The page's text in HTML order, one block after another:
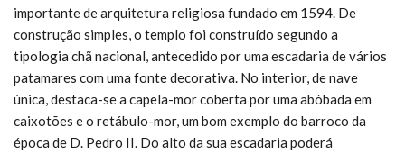
importante de arquitetura religiosa fundado em 1594. De
construção simples, o templo foi construído segundo a
tipologia chã nacional, antecedido por uma escadaria de vários
patamares com uma fonte decorativa. No interior, de nave
única, destaca-se a capela-mor coberta por uma abóbada em
caixotões e o retábulo-mor, um bom exemplo do barroco da
época de D. Pedro II. Do alto da sua escadaria poderá